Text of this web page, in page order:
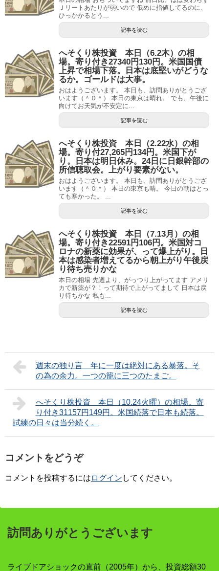
Ｊリートあたりが弱いので 低めに指値してるのに、
ひっかかるとう...
記事を読む
へそくり株投資 本日（6.2木）の相
場。寄り付き27340円130円。米国国債
上昇で相場下落。日本は底堅いがどうな
るか。ゴールドは大事。
おはようございます。 本日も、訪問ありがとうござ
います（＾０＾） 本日の東京は晴れ。 でも、午後に
向けてお天気が不安定に...
記事を読む
へそくり株投資 本日（2.22水）の相
場。寄り付27,265円134円。米国下が
り。日本は明日休み。24日に日銀幹部の
所信聴取会。上がり要素がない。
おはようございます。 本日も、訪問ありがとうござ
います（＾０＾） 本日の東京も晴。 今日の朝はとっ
ても寒かった。 ...
記事を読む
へそくり株投資 本日（7.13月）の相
場。寄り付き22591円106円。米国対コ
ロナの新薬に効果が、って爆上がり。日
本は感染者増えてるから朝上がり午後戻
り待ち売りかな
本日の相場 先週より、がっつり上がってます アメリ
カで新薬が？！って期待で上がってまして 日本は戻
り待ちかな 私も...
記事を読む
週末の独り言 年に一度は絶対にある暴落。そ
の為の余力。一つの籠に三つのたまご。
へそくり株投資 本日（10.24火曜）の相場。寄
り付き31157円149円。米国続落で日本も続落。
試練の日々は当分続く。
コメントをどうぞ
コメントを投稿するには ログイン してください。
訪問ありがとうございます
ライブドアショックの直前（2005年）から、投資総額30